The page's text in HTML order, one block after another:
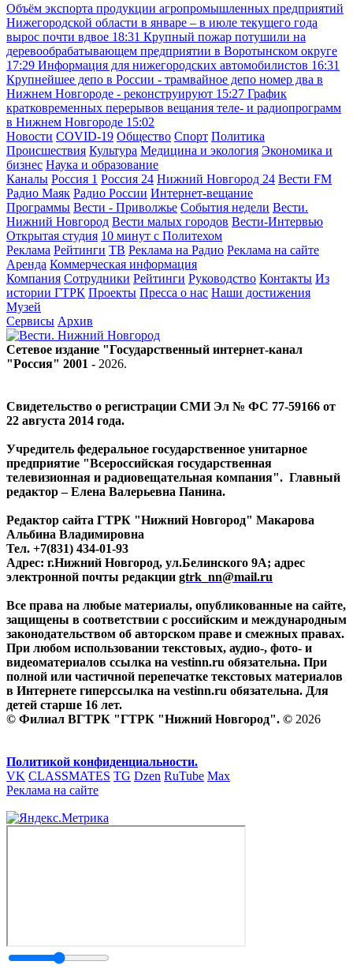
Объём экспорта продукции агропромышленных предприятий
Нижегородской области в январе – в июле текущего года
вырос почти вдвое 18:31 Крупный пожар потушили на
деревообрабатывающем предприятии в Воротынском округе
17:29 Информация для нижегородских автомобилистов 16:31
Крупнейшее депо в России - трамвайное депо номер два в
Нижнем Новгороде - реконструируют 15:27 График
кратковременных перерывов вещания теле- и радиопрограмм
в Нижнем Новгороде 15:02
Новости COVID-19 Общество Спорт Политика
Происшествия Культура Медицина и экология Экономика и
бизнес Наука и образование
Каналы Россия 1 Россия 24 Нижний Новгород 24 Вести FM
Радио Маяк Радио России Интернет-вещание
Программы Вести - Приволжье События недели Вести.
Нижний Новгород Вести малых городов Вести-Интервью
Открытая студия 10 минут с Политехом
Реклама Рейтинги ТВ Реклама на Радио Реклама на сайте
Аренда Коммерческая информация
Компания Сотрудники Рейтинги Руководство Контакты Из
истории ГТРК Проекты Пресса о нас Наши достижения
Музей
Сервисы Архив
Сетевое издание "Государственный интернет-канал
"Россия" 2001 - 2026.
Свидетельство о регистрации СМИ Эл № ФС 77-59166 от
22 августа 2014 года.
Учредитель федеральное государственное унитарное
предприятие "Всероссийская государственная
телевизионная и радиовещательная компания". Главный
редактор – Елена Валерьевна Панина.
Редактор сайта ГТРК "Нижний Новгород" Макарова
Альбина Владимировна
Тел. +7(831) 434-01-93
Адрес: г.Нижний Новгород, ул.Белинского 9А; адрес
электронной почты редакции gtrk_nn@mail.ru
Все права на любые материалы, опубликованные на сайте,
защищены в соответствии с российским и международным
законодательством об авторском праве и смежных правах.
При любом использовании текстовых, аудио-, фото- и
видеоматериалов ссылка на vestinn.ru обязательна. При
полной или частичной перепечатке текстовых материалов
в Интернете гиперссылка на vestinn.ru обязательна. Для
детей старше 16 лет.
© Филиал ВГТРК "ГТРК "Нижний Новгород". © 2026
Политикой конфиденциальности.
VK CLASSMATES TG Dzen RuTube Max
Реклама на сайте